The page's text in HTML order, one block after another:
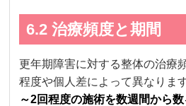
6.2 治療頻度と期間
更年期障害に対する整体の治療
程度や個人差によって異なりま
～2回程度の施術を数週間から